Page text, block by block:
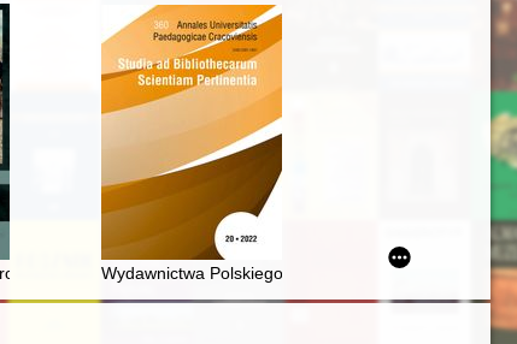
the Holocaust experience
i medycyna" : pół wieku temu, 24 maja 1972 r., zmarł Michał
Wydawnictwa Polskiego Touring Klubu w latach 1930-